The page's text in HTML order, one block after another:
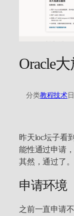
Oracle
分类教程技术
昨天loc坛子看
能性通过申请
其然，通过了
申请环境
之前一直申请